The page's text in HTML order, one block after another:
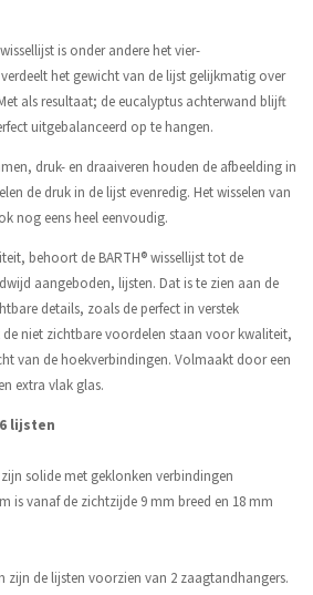
is onder andere het vier-
het gewicht van de lijst gelijkmatig over
als resultaat; de eucalyptus achterwand blijft
uitgebalanceerd op te hangen.
druk- en draaiveren houden de afbeelding in
de druk in de lijst evenredig. Het wisselen van
nog eens heel eenvoudig.
behoort de BARTH® wissellijst tot de
aangeboden, lijsten. Dat is te zien aan de
details, zoals de perfect in verstek
niet zichtbare voordelen staan voor kwaliteit,
van de hoekverbindingen. Volmaakt door een
extra vlak glas.
lijsten
solide met geklonken verbindingen
is vanaf de zichtzijde 9 mm breed en 18 mm
zijn de lijsten voorzien van 2 zaagtandhangers.